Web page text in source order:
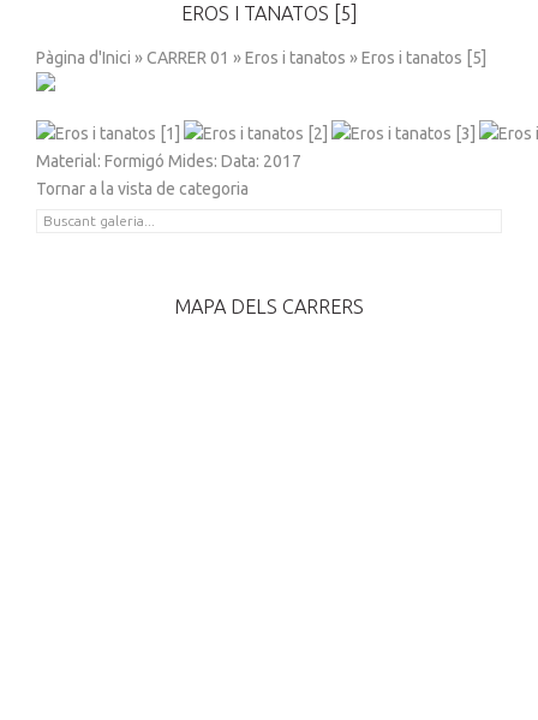
EROS I TANATOS [5]
Pàgina d'Inici »CARRER 01 »Eros i tanatos » Eros i tanatos [5]
Material: Formigó Mides: Data: 2017
Tornar a la vista de categoria
MAPA DELS CARRERS